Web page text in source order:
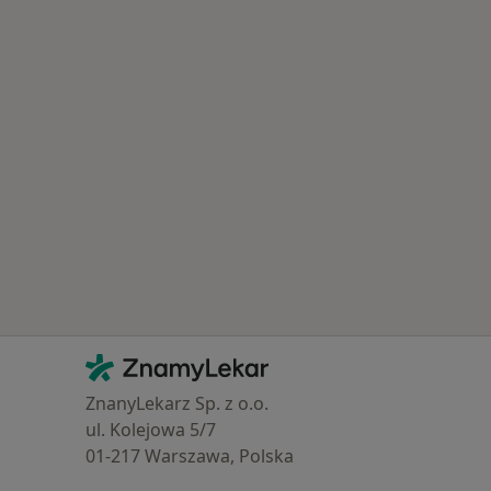
Kontakt
ZnamyLekar - Hlavní stránka
ZnanyLekarz Sp. z o.o.
ul. Kolejowa 5/7
01-217 Warszawa, Polska